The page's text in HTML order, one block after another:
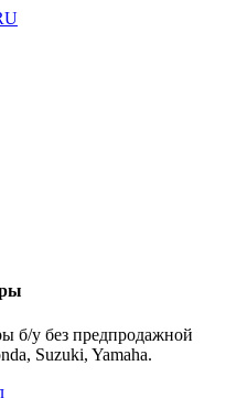
б/у без предпродажной
Suzuki, Yamaha.